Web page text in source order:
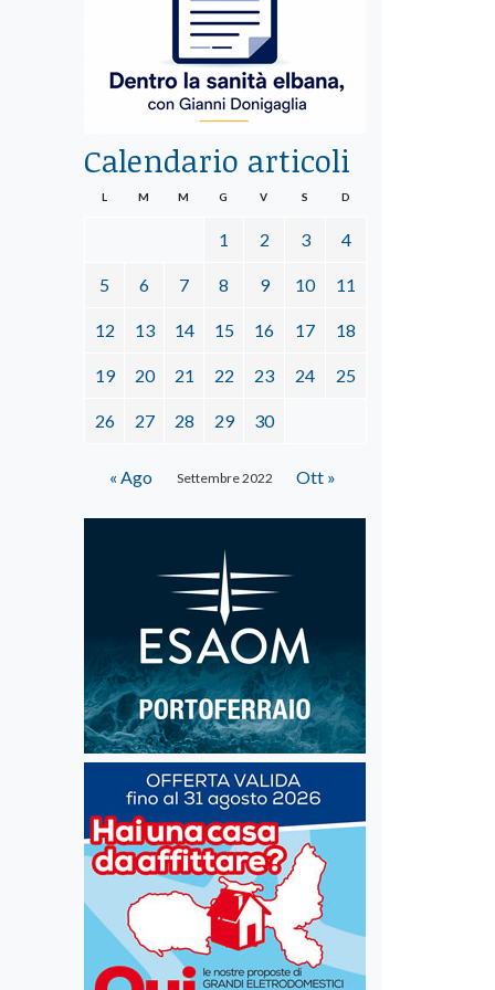
Calendario articoli
Settembre 2022
L M M G V S D
1 2 3 4
5 6 7 8 9 10 11
12 13 14 15 16 17 18
19 20 21 22 23 24 25
26 27 28 29 30
« Ago Ott »